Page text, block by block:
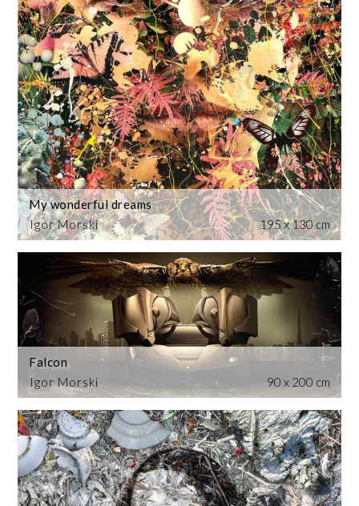
Igor Morski
My wonderful dreams
195 x 130 cm
Igor Morski
Falcon
90 x 200 cm